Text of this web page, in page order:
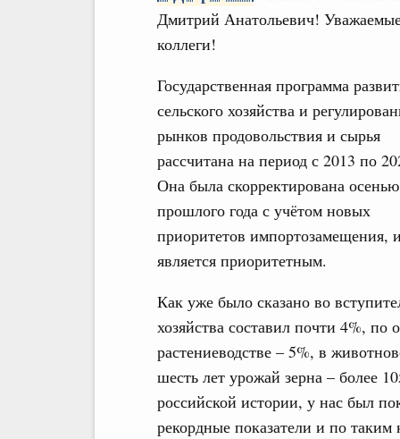
Дмитрий Анатольевич!
коллеги!
Государственная программа
сельского хозяйства и
рынков продовольствия и сырья
рассчитана на период с 2013 по
Она была скорректирована осенью
прошлого года с учётом новых
приоритетов импортозамещения,
является приоритетным.
Как уже было сказано во
хозяйства составил почти 4%,
растениеводстве – 5%, в
шесть лет урожай зерна – более
российской истории, у нас был
рекордные показатели и по таким